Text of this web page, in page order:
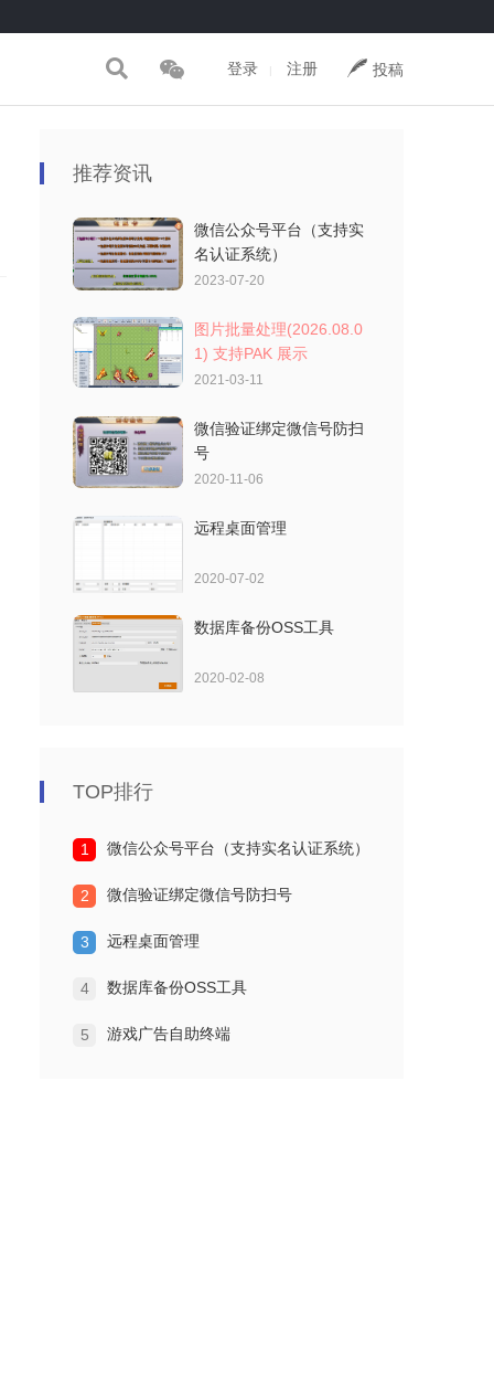
登录 注册 投稿
推荐资讯
微信公众号平台（支持实
名认证系统）
2023-07-20
图片批量处理(2026.08.0
1) 支持PAK 展示
2021-03-11
微信验证绑定微信号防扫
号
2020-11-06
远程桌面管理
2020-07-02
数据库备份OSS工具
2020-02-08
TOP排行
1 微信公众号平台（支持实名认证系统）
2 微信验证绑定微信号防扫号
3 远程桌面管理
4 数据库备份OSS工具
5 游戏广告自助终端